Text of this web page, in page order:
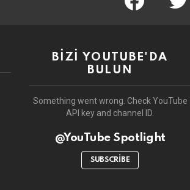
BİZİ YOUTUBE'DA
BULUN
Something went wrong. Check YouTube
API key and channel ID.
@YouTube Spotlight
SUBSCRIBE